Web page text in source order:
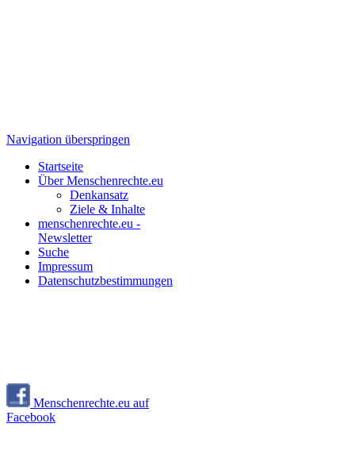
Navigation überspringen
Startseite
Über Menschenrechte.eu
Denkansatz
Ziele & Inhalte
menschenrechte.eu -
Newsletter
Suche
Impressum
Datenschutzbestimmungen
Menschenrechte.eu auf
Facebook